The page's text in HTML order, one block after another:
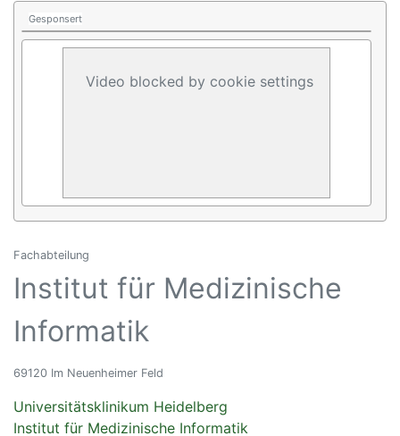
Gesponsert
Video blocked by cookie settings
Fachabteilung
Institut für Medizinische
Informatik
69120 Im Neuenheimer Feld
Universitätsklinikum Heidelberg
Institut für Medizinische Informatik